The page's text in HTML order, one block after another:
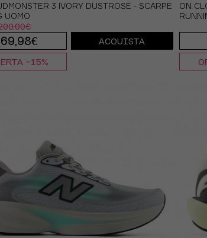
3 IVORY DUSTROSE - SCARPE
UOMO
45 / US 11 EUR 46 / US 11,5
ACQUISTA
-15%
ON